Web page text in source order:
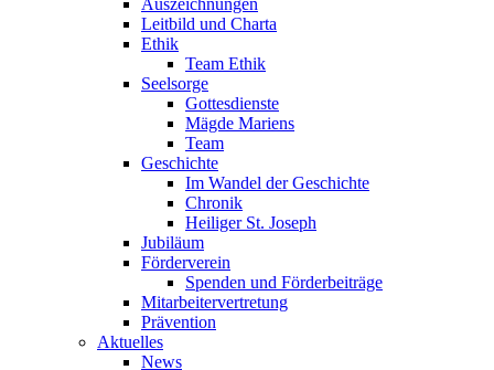
Auszeichnungen
Leitbild und Charta
Ethik
Team Ethik
Seelsorge
Gottesdienste
Mägde Mariens
Team
Geschichte
Im Wandel der Geschichte
Chronik
Heiliger St. Joseph
Jubiläum
Förderverein
Spenden und Förderbeiträge
Mitarbeitervertretung
Prävention
Aktuelles
News